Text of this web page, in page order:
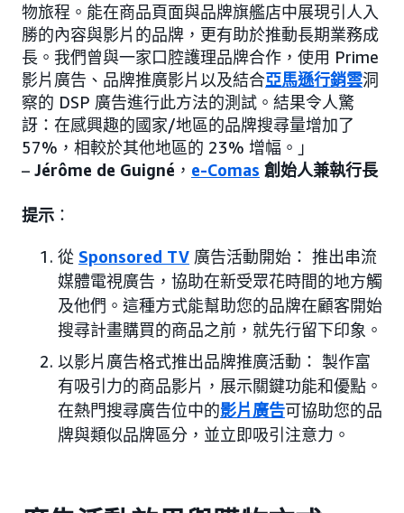
物旅程。能在商品頁面與品牌旗艦店中展現引人入
勝的內容與影片的品牌，更有助於推動長期業務成
長。我們曾與一家口腔護理品牌合作，使用 Prime
影片廣告、品牌推廣影片以及結合亞馬遜行銷雲洞
察的 DSP 廣告進行此方法的測試。結果令人驚
訝：在感興趣的國家/地區的品牌搜尋量增加了
57%，相較於其他地區的 23% 增幅。」
– Jérôme de Guigné ， e-Comas 創始人兼執行長
提示 ：
從 Sponsored TV 廣告活動開始： 推出串流
媒體電視廣告，協助在新受眾花時間的地方觸
及他們。這種方式能幫助您的品牌在顧客開始
搜尋計畫購買的商品之前，就先行留下印象。
以影片廣告格式推出品牌推廣活動： 製作富
有吸引力的商品影片，展示關鍵功能和優點。
在熱門搜尋廣告位中的影片廣告可協助您的品
牌與類似品牌區分，並立即吸引注意力。